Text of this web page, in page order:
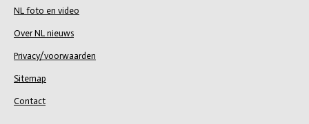
NL foto en video
Over NL nieuws
Privacy/voorwaarden
Sitemap
Contact